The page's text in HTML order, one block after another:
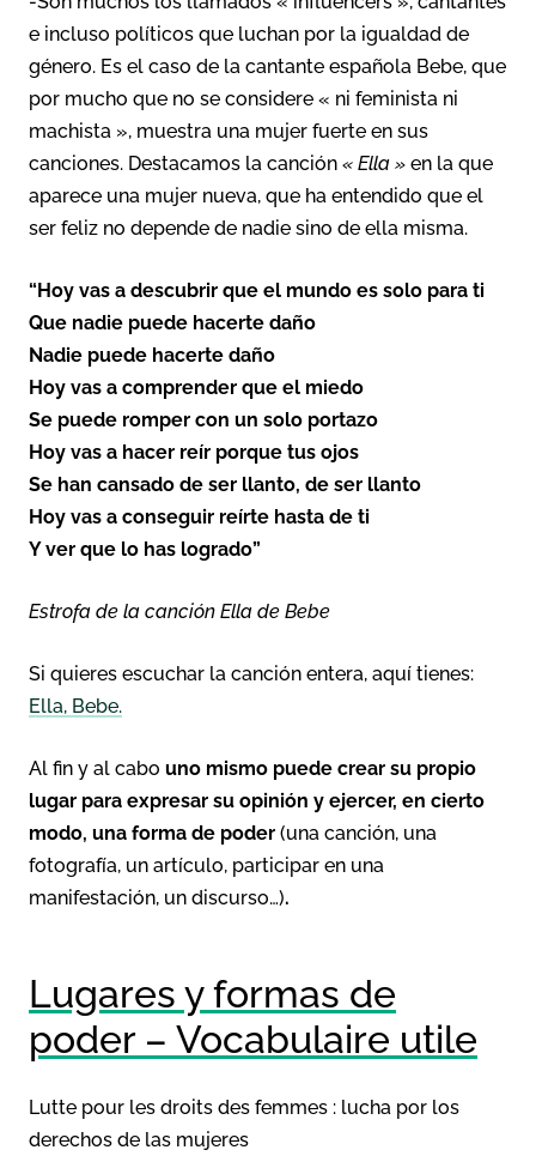
e incluso políticos que luchan por la igualdad de
género. Es el caso de la cantante española Bebe, que
por mucho que no se considere « ni feminista ni
machista », muestra una mujer fuerte en sus
canciones. Destacamos la canción « Ella » en la que
aparece una mujer nueva, que ha entendido que el
ser feliz no depende de nadie sino de ella misma.
“Hoy vas a descubrir que el mundo es solo para ti
Que nadie puede hacerte daño
Nadie puede hacerte daño
Hoy vas a comprender que el miedo
Se puede romper con un solo portazo
Hoy vas a hacer reír porque tus ojos
Se han cansado de ser llanto, de ser llanto
Hoy vas a conseguir reírte hasta de ti
Y ver que lo has logrado”
Estrofa de la canción Ella de Bebe
Si quieres escuchar la canción entera, aquí tienes:
Ella, Bebe.
Al fin y al cabo uno mismo puede crear su propio
lugar para expresar su opinión y ejercer, en cierto
modo, una forma de poder (una canción, una
fotografía, un artículo, participar en una
manifestación, un discurso…).
Lugares y formas de
poder – Vocabulaire utile
Lutte pour les droits des femmes : lucha por los
derechos de las mujeres